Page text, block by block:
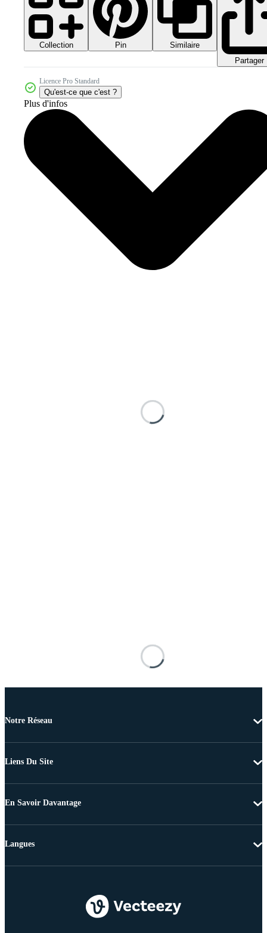
Collection Pin
Similaire
Partager
Licence Pro Standard
Qu'est-ce que c'est ?
Plus d'infos
Notre Réseau
Liens Du Site
En Savoir Davantage
Langues